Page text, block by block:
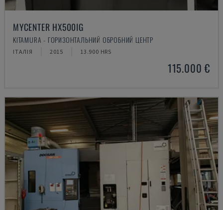
MYCENTER HX500IG
KITAMURA - ГОРИЗОНТАЛЬНИЙ ОБРОБНИЙ ЦЕНТР
ІТАЛІЯ 2015 13.900 HRS
115.000 €